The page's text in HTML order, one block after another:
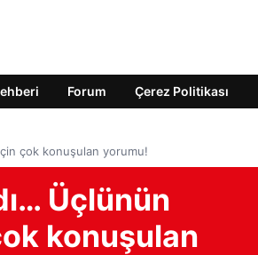
Forum Çerez Politikası
için çok konuşulan yorumu!
Üçlünün
konuşulan